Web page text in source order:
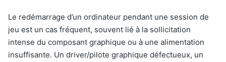
Le redémarrage d’un ordinateur pendant une session de
jeu est un cas fréquent, souvent lié à la sollicitation
intense du composant graphique ou à une alimentation
insuffisante. Un driver/pilote graphique défectueux, un